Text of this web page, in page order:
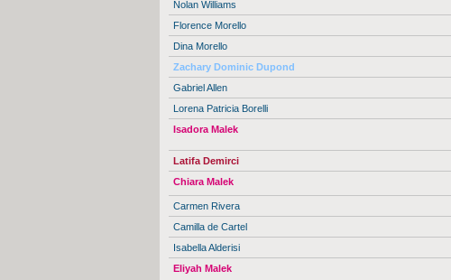
Nolan Williams
Florence Morello
Dina Morello
Zachary Dominic Dupond
Gabriel Allen
Lorena Patricia Borelli
Isadora Malek
Latifa Demirci
Chiara Malek
Carmen Rivera
Camilla de Cartel
Isabella Alderisi
Eliyah Malek